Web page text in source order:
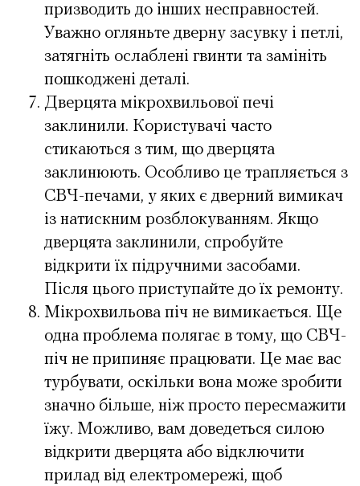
призводить до інших несправностей.
Уважно огляньте дверну засувку і петлі,
затягніть ослаблені гвинти та замініть
пошкоджені деталі.
Дверцята мікрохвильової печі
заклинили. Користувачі часто
стикаються з тим, що дверцята
заклинюють. Особливо це трапляється з
СВЧ-печами, у яких є дверний вимикач
із натискним розблокуванням. Якщо
дверцята заклинили, спробуйте
відкрити їх підручними засобами.
Після цього приступайте до їх ремонту.
Мікрохвильова піч не вимикається. Ще
одна проблема полягає в тому, що СВЧ-
піч не припиняє працювати. Це має вас
турбувати, оскільки вона може зробити
значно більше, ніж просто пересмажити
їжу. Можливо, вам доведеться силою
відкрити дверцята або відключити
прилад від електромережі, щоб